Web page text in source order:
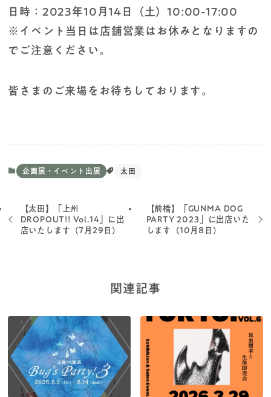
日時：2023年10月14日（土）10:00-17:00
※イベント当日は店舗営業はお休みとなりますの
でご注意ください。
皆さまのご来場をお待ちしております。
企画展・イベント出展 太田
【太田】「上州
DROPOUT!! Vol.14」に出
店いたします（7月29日）
【前橋】「GUNMA DOG
PARTY 2023」に出店いた
します（10月8日）
関連記事